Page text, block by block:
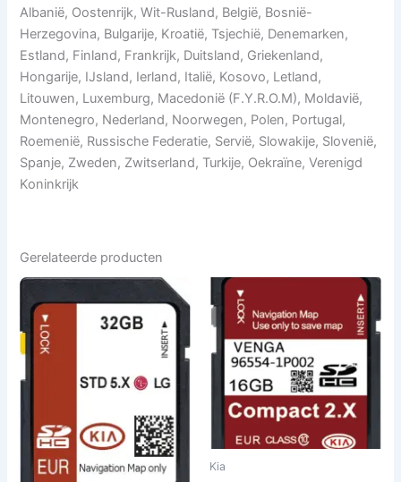
Albanië, Oostenrijk, Wit-Rusland, België, Bosnië-
Herzegovina, Bulgarije, Kroatië, Tsjechië, Denemarken,
Estland, Finland, Frankrijk, Duitsland, Griekenland,
Hongarije, IJsland, Ierland, Italië, Kosovo, Letland,
Litouwen, Luxemburg, Macedonië (F.Y.R.O.M), Moldavië,
Montenegro, Nederland, Noorwegen, Polen, Portugal,
Roemenië, Russische Federatie, Servië, Slowakije, Slovenië,
Spanje, Zweden, Zwitserland, Turkije, Oekraïne, Verenigd
Koninkrijk
Gerelateerde producten
Kia